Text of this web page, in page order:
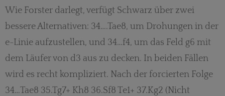
Wie Forster darlegt, verfügt Schwarz über zwei
bessere Alternativen: 34….Tae8, um Drohungen in der
e-Linie aufzustellen, und 34…f4, um das Feld g6 mit
dem Läufer von d3 aus zu decken. In beiden Fällen
wird es recht kompliziert. Nach der forcierten Folge
34…Tae8 35.Tg7+ Kh8 36.Sf8 Te1+ 37.Kg2 (Nicht